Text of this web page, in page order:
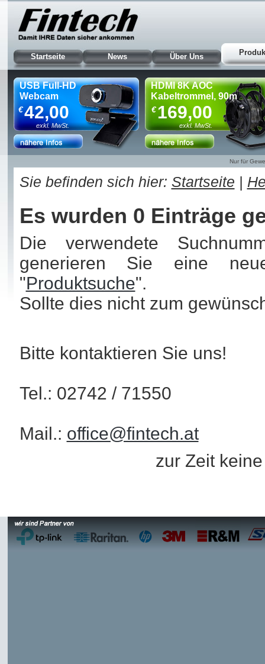
Startseite News Über Uns
USB Full-HD
Webcam
42,00
€
exkl. MwSt.
HDMI 8K AOC
Kabeltrommel, 90m
169,00
€
exkl. MwSt.
Nur für
Sie befinden sich hier: Startseite |
Es wurden 0 Einträge
Die verwendete
generieren Sie eine
"Produktsuche".
Sollte dies nicht zum
Bitte kontaktieren Sie uns!
Tel.: 02742 / 71550
Mail.: office@fintech.at
zur Zeit